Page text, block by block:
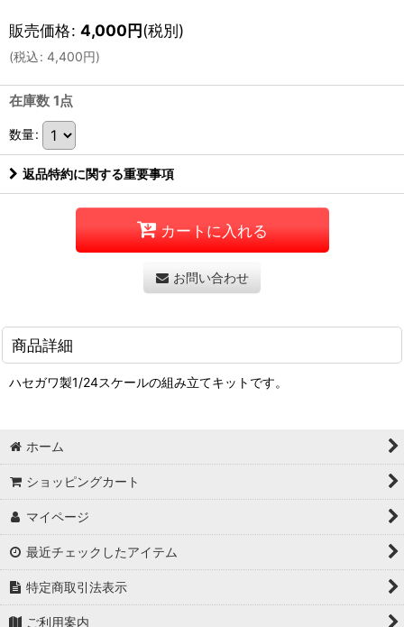
販売価格: 4,000円(税別)
(税込: 4,400円)
在庫数 1点
数量:
返品特約に関する重要事項
カートに入れる
お問い合わせ
商品詳細
ハセガワ製1/24スケールの組み立てキットです。
ホーム
ショッピングカート
マイページ
最近チェックしたアイテム
特定商取引法表示
ご利用案内